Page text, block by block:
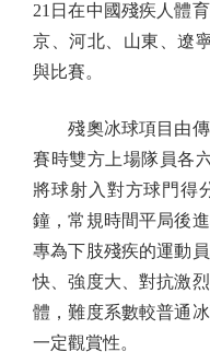
21日在中國殘疾人體
京、河北、山東、遼
與比賽。
殘奧冰球項目由傳
賽時雙方上場隊員各
將球射入對方球門得
鐘，常規時間平局後
專為下肢殘疾的運動
快、強度大、對抗激
體，難度系數較普通
一定觀賞性。